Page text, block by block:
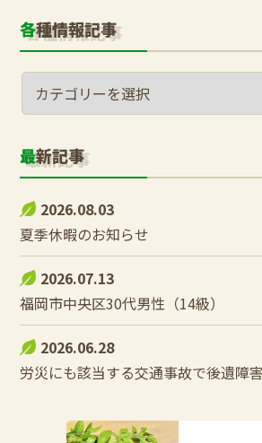
各種情報記事
最新記事
2026.08.03
夏季休暇のお知らせ
2026.07.13
福岡市中央区30代男性（14級）
2026.06.28